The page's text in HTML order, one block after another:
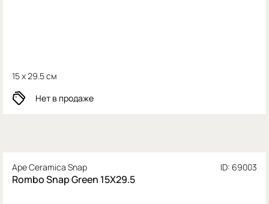
15 x 29.5 см
Нет в продаже
Ape Ceramica Snap ID: 69003
Rombo Snap Green 15X29.5